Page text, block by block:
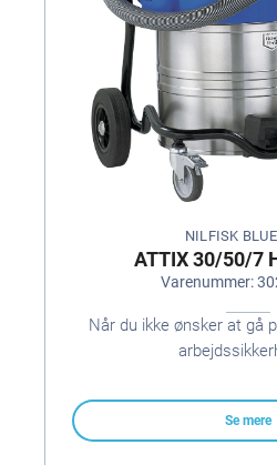
NILFISK
ATTIX 30/50/7
Varenummer:
Når du ikke ønsker at gå
Se mere